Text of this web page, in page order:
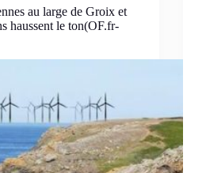
au large de Groix et
haussent le ton(OF.fr-